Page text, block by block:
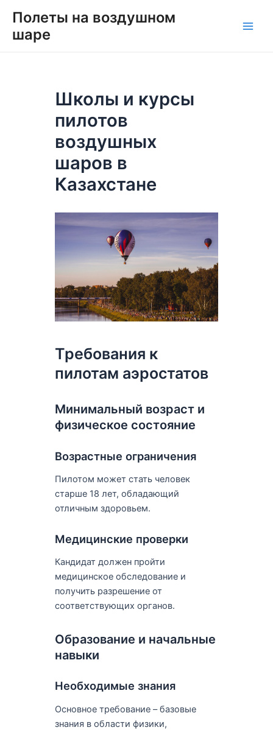
содержимому
Полеты на воздушном
шаре
Школы и курсы
пилотов
воздушных
шаров в
Казахстане
Требования к
пилотам аэростатов
Минимальный возраст и
физическое состояние
Возрастные ограничения
Пилотом может стать человек
старше 18 лет, обладающий
отличным здоровьем.
Медицинские проверки
Кандидат должен пройти
медицинское обследование и
получить разрешение от
соответствующих органов.
Образование и начальные
навыки
Необходимые знания
Основное требование – базовые
знания в области физики,
по
записям